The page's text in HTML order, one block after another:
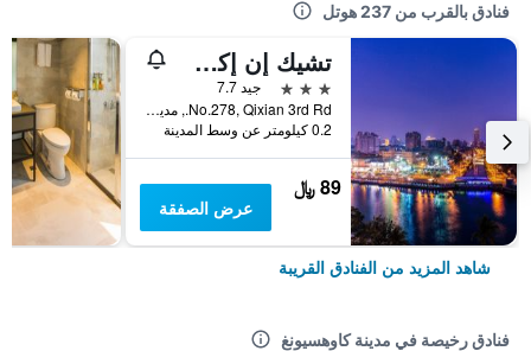
فنادق بالقرب من 237 هوتل
تشيك إن إكسبرس كاوهسيونج لاف ريفر
3 نجوم
جيد 7.7
No.278, Qixian 3rd Rd., مدينة كاوهسيونغ, تايوان
0.2 كيلومتر عن وسط المدينة
89 ﷼
عرض الصفقة
شاهد المزيد من الفنادق القريبة
فنادق رخيصة في مدينة كاوهسيونغ